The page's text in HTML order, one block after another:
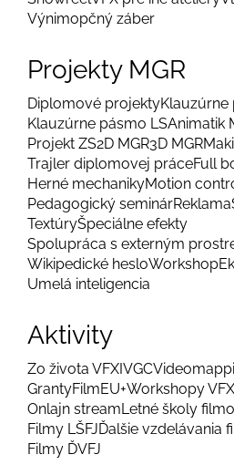
Výnimopčný záber
Projekty MGR
Diplomové projektyKlauzúrne
Klauzúrne pásmo LSAnimatik
Projekt ZS2D MGR3D MGR
Trajler diplomovej práceFull
Herné mechanikyMotion
Pedagogický seminárReklama
TextúryŠpeciálne efekty
Spolupráca s externým
Wikipedické hesloWorkshop
Umelá inteligencia
Aktivity
Zo života VFXIVGC
GrantyFilmEU+Workshopy VFX
Onlajn streamLetné školy
Filmy LŠFJĎalšie vzdelávania
Filmy ĎVFJ